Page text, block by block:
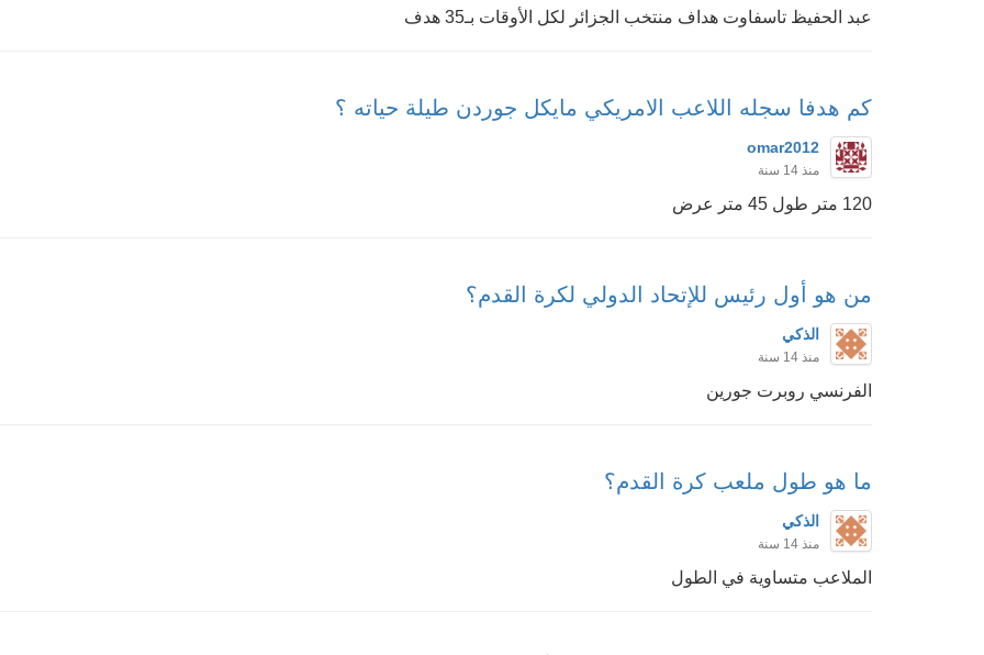
عبد الحفيظ تاسفاوت هداف منتخب الجزائر لكل الأوقات بـ35 هدف
كم هدفا سجله اللاعب الامريكي مايكل جوردن طيلة حياته ؟
omar2012
منذ 14 سنة
120 متر طول 45 متر عرض
من هو أول رئيس للإتحاد الدولي لكرة القدم؟
الذكي
منذ 14 سنة
الفرنسي روبرت جورين
ما هو طول ملعب كرة القدم؟
الذكي
منذ 14 سنة
الملاعب متساوية في الطول